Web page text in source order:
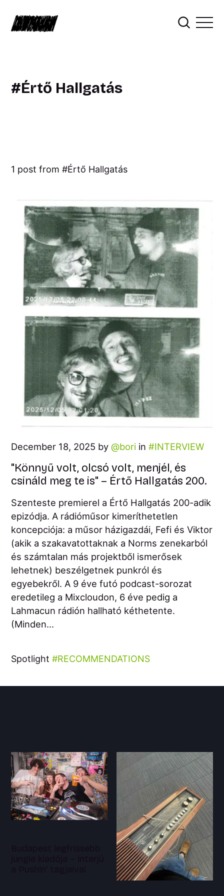
Értő Hallgatás
1 post from Értő Hallgatás
December 18, 2025 by bori in INTERVIEW
"Könnyű volt, olcsó volt, menjél, és
csináld meg te is" – Értő Hallgatás 200.
Szenteste premierel a Értő Hallgatás 200-adik
epizódja. A rádióműsor kimeríthetetlen
koncepciója: a műsor házigazdái, Fefi és Viktor
(akik a szakavatottaknak a Norms zenekarból
és számtalan más projektből ismerősek
lehetnek) beszélgetnek punkról és
egyebekről. A 9 éve futó podcast-sorozat
eredetileg a Mixcloudon, 6 éve pedig a
Lahmacun rádión hallható kéthetente.
(Minden...
Spotlight RECOMMENDATIONS